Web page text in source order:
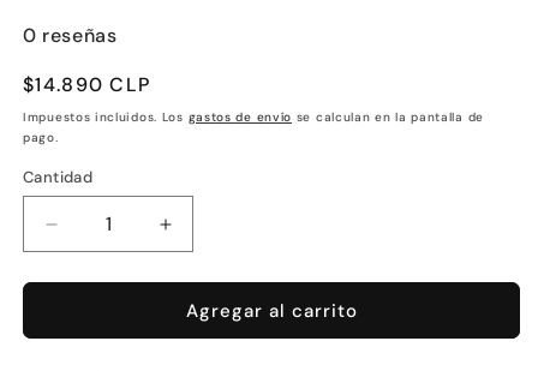
0 reseñas
Precio
habitual
$14.890 CLP
Impuestos incluidos. Los gastos de envío se calculan en la pantalla de
pago.
Cantidad
Reducir
cantidad
para
Marqués
Aumentar
cantidad
para
Vino
Marqués
Agregar al carrito